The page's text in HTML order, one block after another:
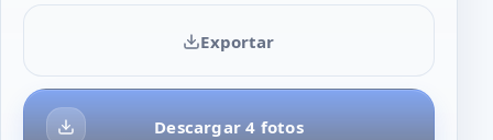
Descargar 4 fotos
Exportar